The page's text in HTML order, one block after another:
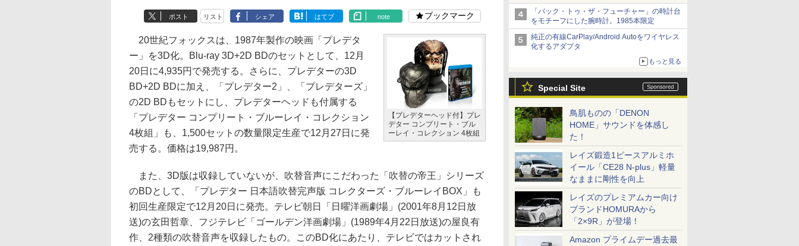
から
「バック・トゥ・ザ・フューチャー」の時計台
をモチーフにした腕時計。1985本限定
純正の有線CarPlay/Android Autoをワイヤレス
化するアダプタ
もっと見る
Special Site
鳥肌ものの「DENON
HOME」サウンドを体感し
た！
レイズ鍛造1ピースアルミホ
イール「CE28 N-plus」軽量
なままに剛性を向上
レイズのプレミアムカー向け
ブランドHOMURAから
「2×9R」が登場！
Amazon プライムデー過去最
ポスト リスト シェア はてブ note ブックマーク
【プレデターヘッド付】プレ
デター コンプリート・ブル
ーレイ・コレクション 4枚組
20世紀フォックスは、1987年製作の映画「プレデタ
ー」を3D化。Blu-ray 3D+2D BDのセットとして、12月
20日に4,935円で発売する。さらに、プレデターの3D
BD+2D BDに加え、「プレデター2」、「プレデターズ」
の2D BDもセットにし、プレデターヘッドも付属する
「プレデター コンプリート・ブルーレイ・コレクション
4枚組」も、1,500セットの数量限定生産で12月27日に発
売する。価格は19,987円。
また、3D版は収録していないが、吹替音声にこだわった「吹替の帝王」シリーズ
のBDとして、「プレデター 日本語吹替完声版 コレクターズ・ブルーレイBOX」も
初回生産限定で12月20日に発売。テレビ朝日「日曜洋画劇場」(2001年8月12日放
送)の玄田哲章、フジテレビ「ゴールデン洋画劇場」(1989年4月22日放送)の屋良有
作、2種類の吹替音声を収録したもの。このBD化にあたり、テレビではカットされ